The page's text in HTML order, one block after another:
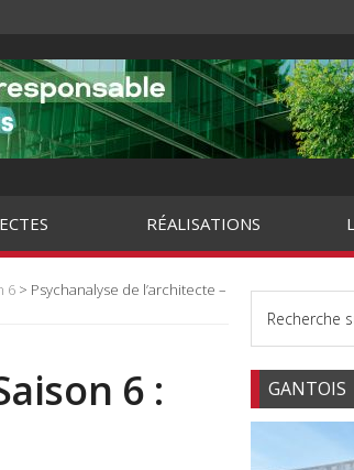
RÉALISATIONS
6 > Psychanalyse de l’architecte –
6 : GANTOIS